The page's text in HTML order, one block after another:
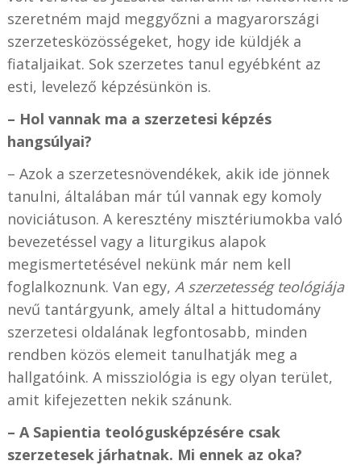
szeretném majd meggyőzni a magyarországi
szerzetesközösségeket, hogy ide küldjék a
fiataljaikat. Sok szerzetes tanul egyébként az
esti, levelező képzésünkön is.
– Hol vannak ma a szerzetesi képzés
hangsúlyai?
– Azok a szerzetesnövendékek, akik ide jönnek
tanulni, általában már túl vannak egy komoly
noviciátuson. A keresztény misztériumokba való
bevezetéssel vagy a liturgikus alapok
megismertetésével nekünk már nem kell
foglalkoznunk. Van egy, A szerzetesség teológiája
nevű tantárgyunk, amely által a hittudomány
szerzetesi oldalának legfontosabb, minden
rendben közös elemeit tanulhatják meg a
hallgatóink. A missziológia is egy olyan terület,
amit kifejezetten nekik szánunk.
– A Sapientia teológusképzésére csak
szerzetesek járhatnak. Mi ennek az oka?